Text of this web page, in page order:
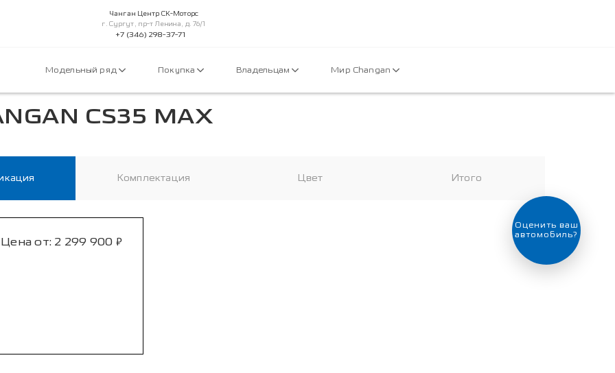
Чанган Центр СК-Моторс
г. Сургут, пр-т Ленина, д. 76/1
+7 (346) 298-37-71
Модельный ряд Покупка Владельцам Мир Changan
CS35 MAX
Комплектация Цвет Итого
Цена от: 2 299 900 ₽
обмен
автомобиля